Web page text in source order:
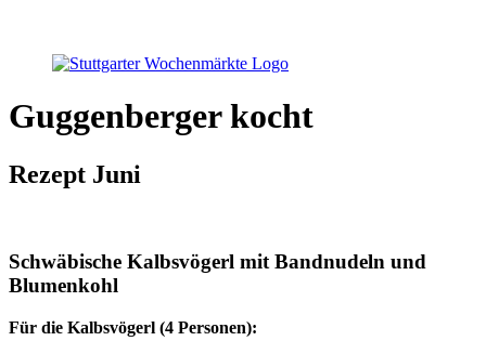
Guggenberger kocht
Rezept Juni
Schwäbische Kalbsvögerl mit Bandnudeln und
Blumenkohl
Für die Kalbsvögerl (4 Personen):